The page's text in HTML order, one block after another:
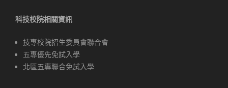
科技校院相關資訊
技專校院招生委員會聯合會
五專優先免試入學
北區五專聯合免試入學